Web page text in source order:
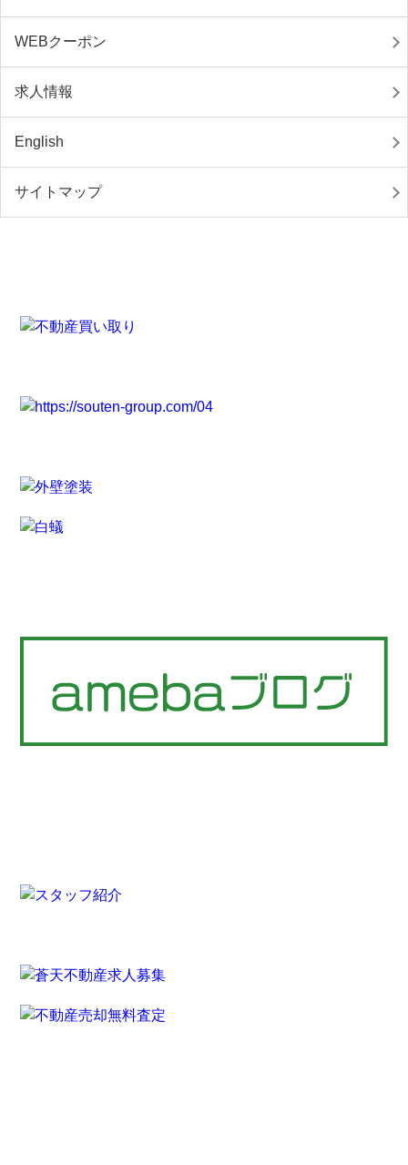
WEBクーポン
求人情報
English
サイトマップ